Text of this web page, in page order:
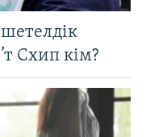
Схип кім?